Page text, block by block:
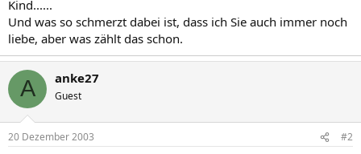
Kind......
Und was so schmerzt dabei ist, dass ich Sie auch immer noch
liebe, aber was zählt das schon.
A anke27
Guest
20 Dezember 2003 #2